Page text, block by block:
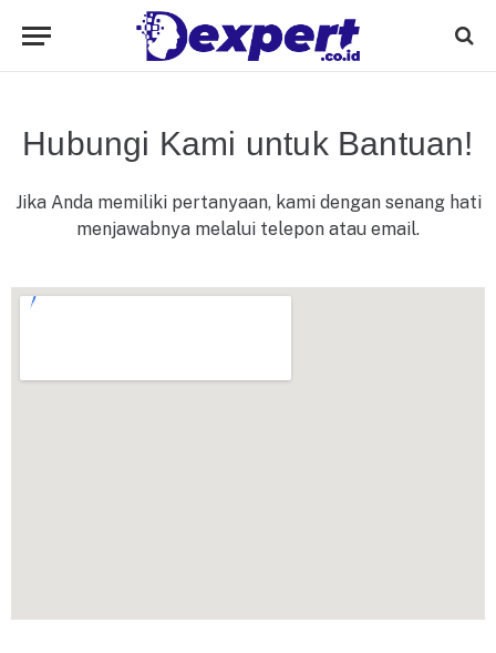
Hubungi Kami untuk Bantuan!
Jika Anda memiliki pertanyaan, kami dengan senang hati
menjawabnya melalui telepon atau email.